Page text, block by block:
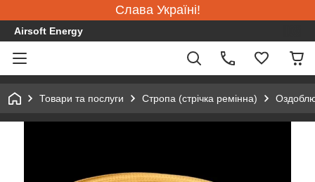
Слава Україні!
Airsoft Energy
Товари та послуги Стропа (стрічка ремінна)